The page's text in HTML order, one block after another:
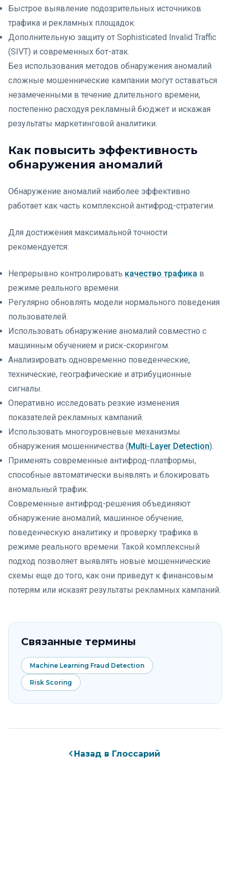
Быстрое выявление подозрительных источников
трафика и рекламных площадок.
Дополнительную защиту от Sophisticated Invalid Traffic
(SIVT) и современных бот-атак.
Без использования методов обнаружения аномалий
сложные мошеннические кампании могут оставаться
незамеченными в течение длительного времени,
постепенно расходуя рекламный бюджет и искажая
результаты маркетинговой аналитики.
Как повысить эффективность
обнаружения аномалий
Обнаружение аномалий наиболее эффективно
работает как часть комплексной антифрод-стратегии.
Для достижения максимальной точности
рекомендуется:
Непрерывно контролировать качество трафика в
режиме реального времени.
Регулярно обновлять модели нормального поведения
пользователей.
Использовать обнаружение аномалий совместно с
машинным обучением и риск-скорингом.
Анализировать одновременно поведенческие,
технические, географические и атрибуционные
сигналы.
Оперативно исследовать резкие изменения
показателей рекламных кампаний.
Использовать многоуровневые механизмы
обнаружения мошенничества (Multi-Layer Detection).
Применять современные антифрод-платформы,
способные автоматически выявлять и блокировать
аномальный трафик.
Современные антифрод-решения объединяют
обнаружение аномалий, машинное обучение,
поведенческую аналитику и проверку трафика в
режиме реального времени. Такой комплексный
подход позволяет выявлять новые мошеннические
схемы еще до того, как они приведут к финансовым
потерям или исказят результаты рекламных кампаний.
Связанные термины
Machine Learning Fraud Detection
Risk Scoring
Назад в Глоссарий